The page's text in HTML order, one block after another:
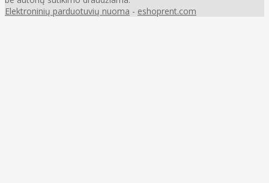
Elektroninių parduotuvių nuoma - eshoprent.com